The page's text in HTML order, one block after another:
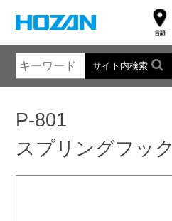
サイト内検索
P-801
スプリングフック